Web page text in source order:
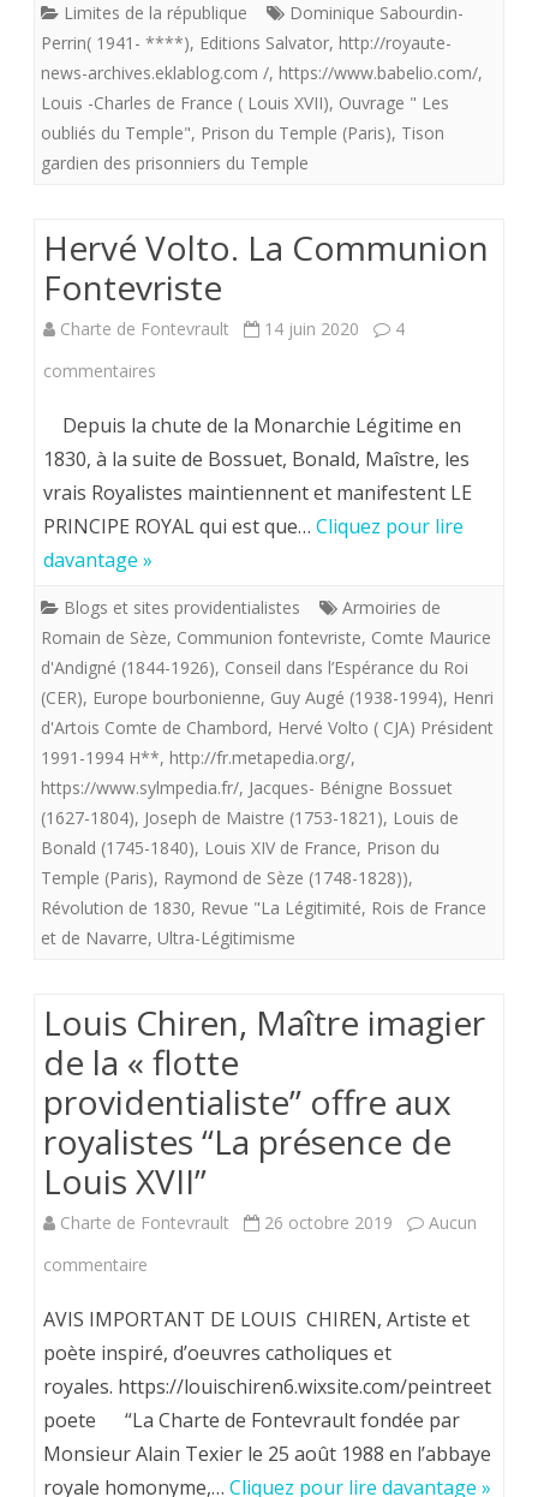
ou
des
Limites de la république
Dominique Sabourdin-
Perrin( 1941- ****), Editions Salvator, http://royaute-
news-archives.eklablog.com /, https://www.babelio.com/,
Louis -Charles de France ( Louis XVII), Ouvrage " Les
oubliés du Temple", Prison du Temple (Paris), Tison
gardien des prisonniers du Temple
Hervé Volto. La Communion
Fontevriste
Charte de Fontevrault 14 juin 2020
4
commentaires
Volto.
La
Communion
Depuis la chute de la Monarchie Légitime en
1830, à la suite de Bossuet, Bonald, Maîstre, les
vrais Royalistes maintiennent et manifestent LE
PRINCIPE ROYAL qui est que… Cliquez pour lire
davantage »
Blogs et sites providentialistes
Armoiries de
Romain de Sèze, Communion fontevriste, Comte Maurice
d'Andigné (1844-1926), Conseil dans l’Espérance du Roi
(CER), Europe bourbonienne, Guy Augé (1938-1994), Henri
d'Artois Comte de Chambord, Hervé Volto ( CJA) Président
1991-1994 H**, http://fr.metapedia.org/,
https://www.sylmpedia.fr/, Jacques- Bénigne Bossuet
(1627-1804), Joseph de Maistre (1753-1821), Louis de
Bonald (1745-1840), Louis XIV de France, Prison du
Temple (Paris), Raymond de Sèze (1748-1828)),
Révolution de 1830, Revue "La Légitimité, Rois de France
et de Navarre, Ultra-Légitimisme
Louis Chiren, Maître imagier
de la « flotte
providentialiste” offre aux
royalistes “La présence de
Louis XVII”
Charte de Fontevrault 26 octobre 2019
Aucun
commentaire
Chiren,
Maître
imagier
AVIS IMPORTANT DE LOUIS CHIREN, Artiste et
poète inspiré, d’oeuvres catholiques et
royales. https://louischiren6.wixsite.com/peintreet
poete “La Charte de Fontevrault fondée par
Monsieur Alain Texier le 25 août 1988 en l’abbaye
royale homonyme,… Cliquez pour lire davantage »